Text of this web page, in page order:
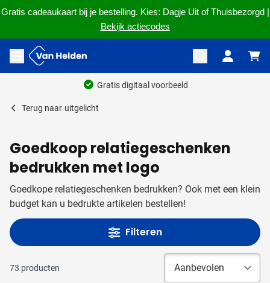
Gratis cadeaukaart bij je bestelling. Kies: Dagje Uit of Thuisbezorgd |
Bekijk actiecodes
Ga naar de inhoud
Menu openen
Terug naar uitgelicht
Goedkoop relatiegeschenken
bedrukken met logo
Goedkope relatiegeschenken bedrukken? Ook met een klein
budget kan u bedrukte artikelen bestellen!
Filteren
73 producten